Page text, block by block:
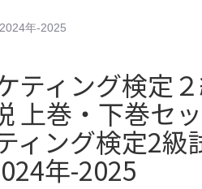
年-2025
ティング検定
上巻・下巻セ
ィング検定2級
年-2025